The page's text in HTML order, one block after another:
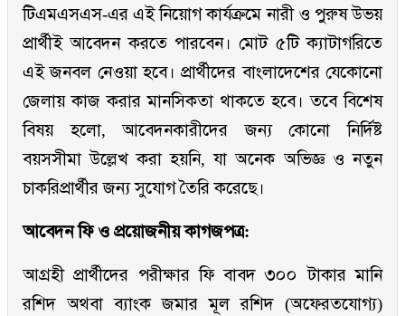
টিএমএসএস-এর এই নিয়োগ কার্যক্রমে নারী ও পুরুষ উভয়
প্রার্থীই আবেদন করতে পারবেন। মোট ৫টি ক্যাটাগরিতে
এই জনবল নেওয়া হবে। প্রার্থীদের বাংলাদেশের যেকোনো
জেলায় কাজ করার মানসিকতা থাকতে হবে। তবে বিশেষ
বিষয় হলো, আবেদনকারীদের জন্য কোনো নির্দিষ্ট
বয়সসীমা উল্লেখ করা হয়নি, যা অনেক অভিজ্ঞ ও নতুন
চাকরিপ্রার্থীর জন্য সুযোগ তৈরি করেছে।
আবেদন ফি ও প্রয়োজনীয় কাগজপত্র:
আগ্রহী প্রার্থীদের পরীক্ষার ফি বাবদ ৩০০ টাকার মানি
রশিদ অথবা ব্যাংক জমার মূল রশিদ (অফেরতযোগ্য)